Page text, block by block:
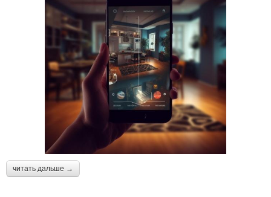
читать дальше →